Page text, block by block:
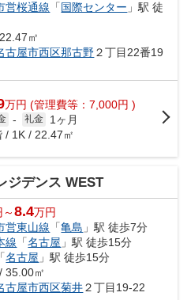
営桜通線 「国際センター 」駅 徒
㎡
古屋市西区那古野２丁目22番19
万円 (管理費等：7,000円 )
- 礼金
1ヶ月
/ 1K / 22.47㎡
ジデンス WEST
～8.4万円
営東山線 「亀島 」駅 徒歩7分
線 「名古屋 」駅 徒歩15分
「名古屋 」駅 徒歩15分
35.00㎡
古屋市西区菊井２丁目19-22